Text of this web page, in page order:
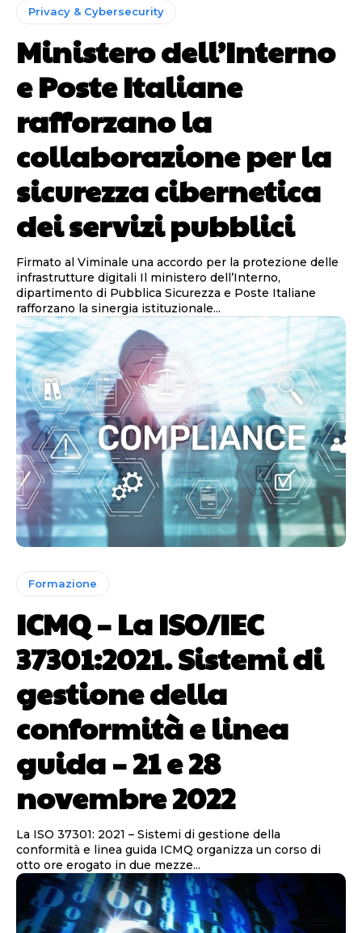
Privacy & Cybersecurity
Ministero dell’Interno
e Poste Italiane
rafforzano la
collaborazione per la
sicurezza cibernetica
dei servizi pubblici
Firmato al Viminale una accordo per la protezione delle
infrastrutture digitali Il ministero dell’Interno,
dipartimento di Pubblica Sicurezza e Poste Italiane
rafforzano la sinergia istituzionale...
Formazione
ICMQ – La ISO/IEC
37301:2021. Sistemi di
gestione della
conformità e linea
guida – 21 e 28
novembre 2022
La ISO 37301: 2021 – Sistemi di gestione della
conformità e linea guida ICMQ organizza un corso di
otto ore erogato in due mezze...